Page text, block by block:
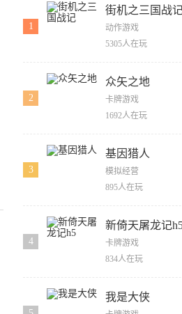
1
街机之三国战
动作游戏
5305人在玩
2
众矢之地
卡牌游戏
1692人在玩
3
基因猎人
模拟经营
895人在玩
4
新倚天屠龙记
卡牌游戏
834人在玩
我是大侠